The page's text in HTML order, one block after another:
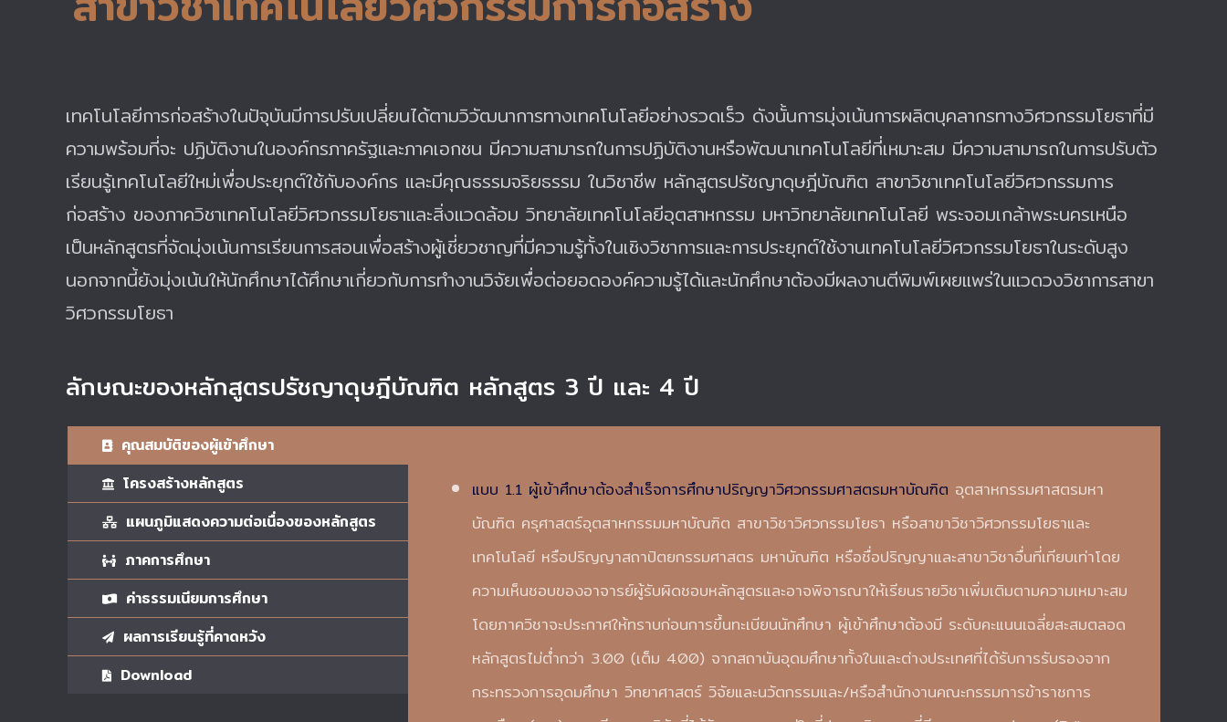
เทคโนโลยีการก่อสร้างในปัจุบันมีการปรับเปลี่ยนได้ตามวิวัฒนาการทางเทคโนโลยีอย่างรวดเร็ว ดังนั้นการมุ่งเน้นการผลิตบุคลากรทางวิศวกรรมโยธาที่มี
ความพร้อมที่จะ ปฏิบัติงานในองค์กรภาครัฐและภาคเอกชน มีความสามารถในการปฏิบัติงานหรือพัฒนาเทคโนโลยีที่เหมาะสม มีความสามารถในการปรับตัว
เรียนรู้เทคโนโลยีใหม่เพื่อประยุกต์ใช้กับองค์กร และมีคุณธรรมจริยธรรม ในวิชาชีพ หลักสูตรปรัชญาดุษฎีบัณฑิต สาขาวิชาเทคโนโลยีวิศวกรรมการ
ก่อสร้าง ของภาควิชาเทคโนโลยีวิศวกรรมโยธาและสิ่งแวดล้อม วิทยาลัยเทคโนโลยีอุตสาหกรรม มหาวิทยาลัยเทคโนโลยี พระจอมเกล้าพระนครเหนือ
เป็นหลักสูตรที่จัดมุ่งเน้นการเรียนการสอนเพื่อสร้างผู้เชี่ยวชาญที่มีความรู้ทั้งในเชิงวิชาการและการประยุกต์ใช้งานเทคโนโลยีวิศวกรรมโยธาในระดับสูง
นอกจากนี้ยังมุ่งเน้นให้นักศึกษาได้ศึกษาเกี่ยวกับการทำงานวิจัยเพื่อต่อยอดองค์ความรู้ได้และนักศึกษาต้องมีผลงานตีพิมพ์เผยแพร่ในแวดวงวิชาการสาขา
วิศวกรรมโยธา
ลักษณะของหลักสูตรปรัชญาดุษฎีบัณฑิต หลักสูตร 3 ปี และ 4 ปี
คุณสมบัติของผู้เข้าศึกษา
โครงสร้างหลักสูตร
แผนภูมิแสดงความต่อเนื่องของหลักสูตร
ภาคการศึกษา
ค่าธรรมเนียมการศึกษา
ผลการเรียนรู้ที่คาดหวัง
Download
แบบ 1.1 ผู้เข้าศึกษาต้องสำเร็จการศึกษาปริญญาวิศวกรรมศาสตรมหาบัณฑิต อุตสาหกรรมศาสตรมหา
บัณฑิต ครุศาสตร์อุตสาหกรรมมหาบัณฑิต สาขาวิชาวิศวกรรมโยธา หรือสาขาวิชาวิศวกรรมโยธาและ
เทคโนโลยี หรือปริญญาสถาปัตยกรรมศาสตร มหาบัณฑิต หรือชื่อปริญญาและสาขาวิชาอื่นที่เทียบเท่าโดย
ความเห็นชอบของอาจารย์ผู้รับผิดชอบหลักสูตรและอาจพิจารณาให้เรียนรายวิชาเพิ่มเติมตามความเหมาะสม
โดยภาควิชาจะประกาศให้ทราบก่อนการขึ้นทะเบียนนักศึกษา ผู้เข้าศึกษาต้องมี ระดับคะแนนเฉลี่ยสะสมตลอด
หลักสูตรไม่ต่ำกว่า 3.00 (เต็ม 4.00) จากสถาบันอุดมศึกษาทั้งในและต่างประเทศที่ได้รับการรับรองจาก
กระทรวงการอุดมศึกษา วิทยาศาสตร์ วิจัยและนวัตกรรมและ/หรือสำนักงานคณะกรรมการข้าราชการ